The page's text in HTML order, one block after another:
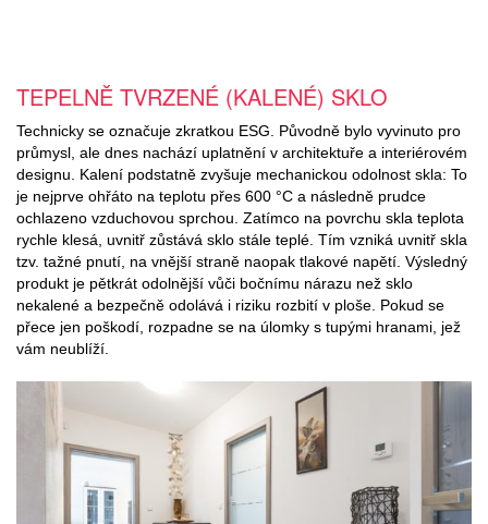
TEPELNĚ TVRZENÉ (KALENÉ) SKLO
Technicky se označuje zkratkou ESG. Původně bylo vyvinuto pro
průmysl, ale dnes nachází uplatnění v architektuře a interiérovém
designu. Kalení podstatně zvyšuje mechanickou odolnost skla: To
je nejprve ohřáto na teplotu přes 600 °C a následně prudce
ochlazeno vzduchovou sprchou. Zatímco na povrchu skla teplota
rychle klesá, uvnitř zůstává sklo stále teplé. Tím vzniká uvnitř skla
tzv. tažné pnutí, na vnější straně naopak tlakové napětí. Výsledný
produkt je pětkrát odolnější vůči bočnímu nárazu než sklo
nekalené a bezpečně odolává i riziku rozbití v ploše. Pokud se
přece jen poškodí, rozpadne se na úlomky s tupými hranami, jež
vám neublíží.